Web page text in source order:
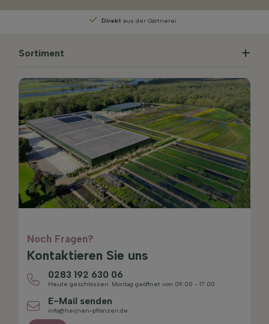
Persönliche Beratungvon unseren Experten
Sortiment
Noch Fragen?
Kontaktieren Sie uns
0283 192 630 06
Heute geschlossen. Montag geöffnet von 09:00 - 17:00
E-Mail senden
info@heijnen-pflanzen.de